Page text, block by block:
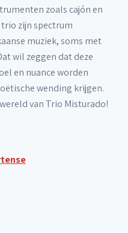
zoals cajón en
zijn spectrum
muziek, soms met
wil zeggen dat deze
en nuance worden
wending krijgen.
van Trio Misturado!